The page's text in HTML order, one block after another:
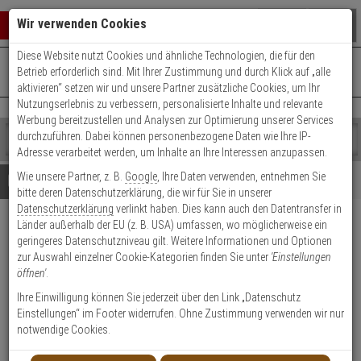
Warenkorb schließen
0 ARTIKEL IM WARENKORB
Ihr Warenkorb ist momentan leer.
Ergebnisse ()
Fertig
Shop
durchsuchen
Bitte
geben
Sie
mindestens
Zeichen
ein,
um
Suche
Es
wurde
noch
Kategorien
Suche
gestartet
+49 (0)821 899 493-0Mo. - Do.: 8:00 - 16:30 | Fr.: 8:00 - 14:00 Uhr
Kontaktservice nutzen
Details Beratung
Raytec VUB-WALL
Wandhalterung, universal
Produktmerkmale
Datenblatt drucken
Wir verwenden Cookies
Diese Website nutzt Cookies und ähnliche Technologien, die für den
Betrieb erforderlich sind. Mit Ihrer Zustimmung und durch Klick auf „alle
aktivieren“ setzen wir und unsere Partner zusätzliche Cookies, um Ihr
Nutzungserlebnis zu verbessern, personalisierte Inhalte und relevante
Werbung bereitzustellen und Analysen zur Optimierung unserer Services
durchzuführen. Dabei können personenbezogene Daten wie Ihre IP-
Adresse verarbeitet werden, um Inhalte an Ihre Interessen anzupassen.
Wie unsere Partner, z. B. Google , Ihre Daten verwenden, entnehmen Sie
bitte deren Datenschutzerklärung, die wir für Sie in unserer
Datenschutzerklärung verlinkt haben. Dies kann auch den Datentransfer in
Länder außerhalb der EU (z. B. USA) umfassen, wo möglicherweise ein
geringeres Datenschutzniveau gilt. Weitere Informationen und Optionen
zur Auswahl einzelner Cookie-Kategorien finden Sie unter 'Einstellungen
öffnen'.
Ihre Einwilligung können Sie jederzeit über den Link „Datenschutz
Einstellungen“ im Footer widerrufen. Ohne Zustimmung verwenden wir nur
notwendige Cookies.